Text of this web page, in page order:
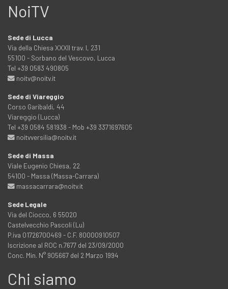
NoiTV
Sede di Lucca
Via della Chiesa XXXII trav. I, 231
55100 - Sorbano del Vescovo, Lucca
Tel +39 0583 490805
noitv@noitv.it
Sede di Viareggio
Corso Garibaldi, 44
Viareggio (Lucca)
Tel +39 0584 581938 - Mob +39 3371697605
noitvversilia@noitv.it
Sede di Massa
Viale Eugenio Chiesa, 22
54100 - Massa (Massa-Carrara)
massacarrara@noitv.it
Sede Legale
Via del Ciocco, 6 55020
Castelvecchio Pascoli (Lu)
P.iva 01726700469 - C.F. 80000910507
Iscrizione al ROC n.7677 del 23/09/2000
Conc. Min. N° 905667 del 2 Marzo 1994
Chi siamo